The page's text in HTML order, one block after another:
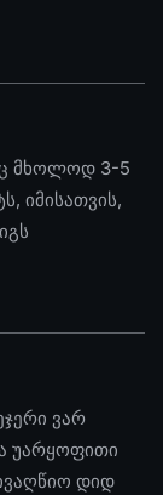
მხოლოდ 3-5
იმისათვის,
ვარ
უარყოფითი
დიდ